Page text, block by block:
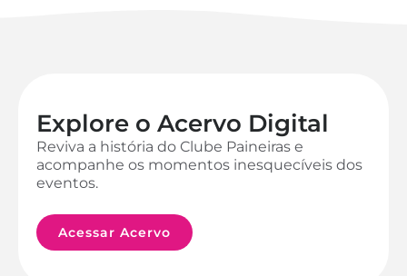
Explore o Acervo Digital
Reviva a história do Clube Paineiras e
acompanhe os momentos inesquecíveis dos
eventos.
Acessar Acervo